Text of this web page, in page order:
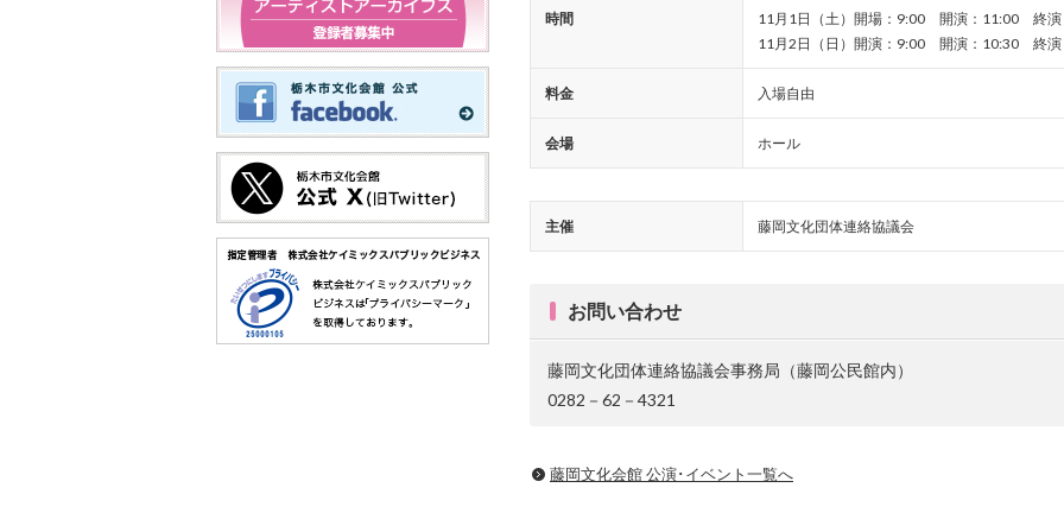
時間
11月1日（土）開場：9:00 開演：11:00 終演
11月2日（日）開演：9:00 開演：10:30 終演
料金 入場自由
会場 ホール
主催 藤岡文化団体連絡協議会
お問い合わせ
藤岡文化団体連絡協議会事務局（藤岡公民館内）
0282－62－4321
藤岡文化会館 公演･イベント一覧へ